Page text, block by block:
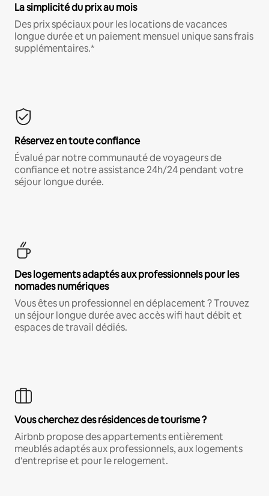
La simplicité du prix au mois
Des prix spéciaux pour les locations de vacances
longue durée et un paiement mensuel unique sans frais
supplémentaires.*
Réservez en toute confiance
Évalué par notre communauté de voyageurs de
confiance et notre assistance 24h/24 pendant votre
séjour longue durée.
Des logements adaptés aux professionnels pour les
nomades numériques
Vous êtes un professionnel en déplacement ? Trouvez
un séjour longue durée avec accès wifi haut débit et
espaces de travail dédiés.
Vous cherchez des résidences de tourisme ?
Airbnb propose des appartements entièrement
meublés adaptés aux professionnels, aux logements
d'entreprise et pour le relogement.